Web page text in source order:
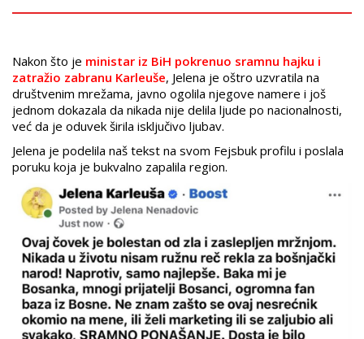
Nakon što je ministar iz BiH pokrenuo sramnu hajku i
zatražio zabranu Karleuše, Jelena je oštro uzvratila na
društvenim mrežama, javno ogolila njegove namere i još
jednom dokazala da nikada nije delila ljude po nacionalnosti,
već da je oduvek širila isključivo ljubav.
Jelena je podelila naš tekst na svom Fejsbuk profilu i poslala
poruku koja je bukvalno zapalila region.